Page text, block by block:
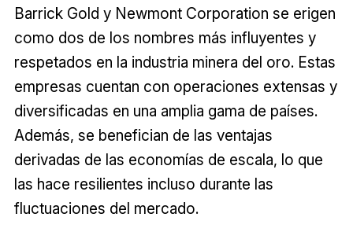
Barrick Gold y Newmont Corporation se erigen
como dos de los nombres más influyentes y
respetados en la industria minera del oro. Estas
empresas cuentan con operaciones extensas y
diversificadas en una amplia gama de países.
Además, se benefician de las ventajas
derivadas de las economías de escala, lo que
las hace resilientes incluso durante las
fluctuaciones del mercado.